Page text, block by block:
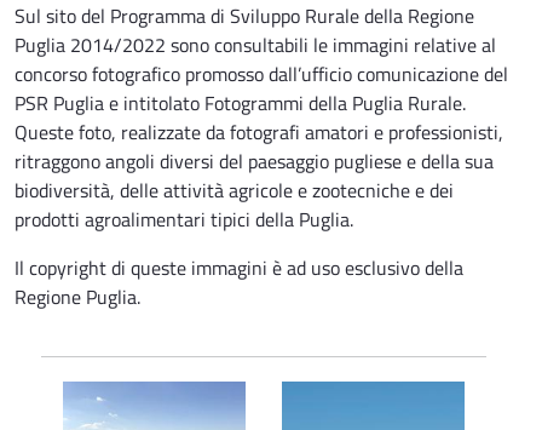
Sul sito del Programma di Sviluppo Rurale della Regione
Puglia 2014/2022 sono consultabili le immagini relative al
concorso fotografico promosso dall’ufficio comunicazione del
PSR Puglia e intitolato Fotogrammi della Puglia Rurale.
Queste foto, realizzate da fotografi amatori e professionisti,
ritraggono angoli diversi del paesaggio pugliese e della sua
biodiversità, delle attività agricole e zootecniche e dei
prodotti agroalimentari tipici della Puglia.
Il copyright di queste immagini è ad uso esclusivo della
Regione Puglia.